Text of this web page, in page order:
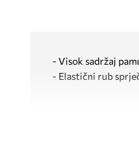
- Visok sadržaj
- Elastični rub